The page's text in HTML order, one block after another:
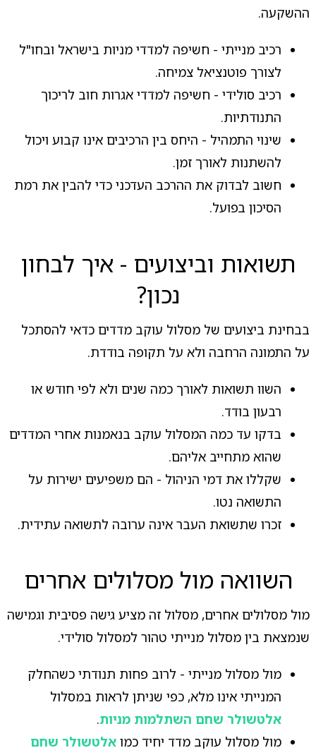
ההשקעה.
רכיב מנייתי - חשיפה למדדי מניות בישראל ובחו"ל
לצורך פוטנציאל צמיחה.
רכיב סולידי - חשיפה למדדי אגרות חוב לריכוך
התנודתיות.
שינוי התמהיל - היחס בין הרכיבים אינו קבוע ויכול
להשתנות לאורך זמן.
חשוב לבדוק את ההרכב העדכני כדי להבין את רמת
הסיכון בפועל.
תשואות וביצועים - איך לבחון
נכון?
בבחינת ביצועים של מסלול עוקב מדדים כדאי להסתכל
על התמונה הרחבה ולא על תקופה בודדת.
השוו תשואות לאורך כמה שנים ולא לפי חודש או
רבעון בודד.
בדקו עד כמה המסלול עוקב בנאמנות אחרי המדדים
שהוא מתחייב אליהם.
שקללו את דמי הניהול - הם משפיעים ישירות על
התשואה נטו.
זכרו שתשואת העבר אינה ערובה לתשואה עתידית.
השוואה מול מסלולים אחרים
מול מסלולים אחרים, מסלול זה מציע גישה פסיבית וגמישה
שנמצאת בין מסלול מנייתי טהור למסלול סולידי.
מול מסלול מנייתי - לרוב פחות תנודתי כשהחלק
המנייתי אינו מלא, כפי שניתן לראות במסלול
אלטשולר שחם השתלמות מניות.
מול מסלול עוקב מדד יחיד כמו אלטשולר שחם